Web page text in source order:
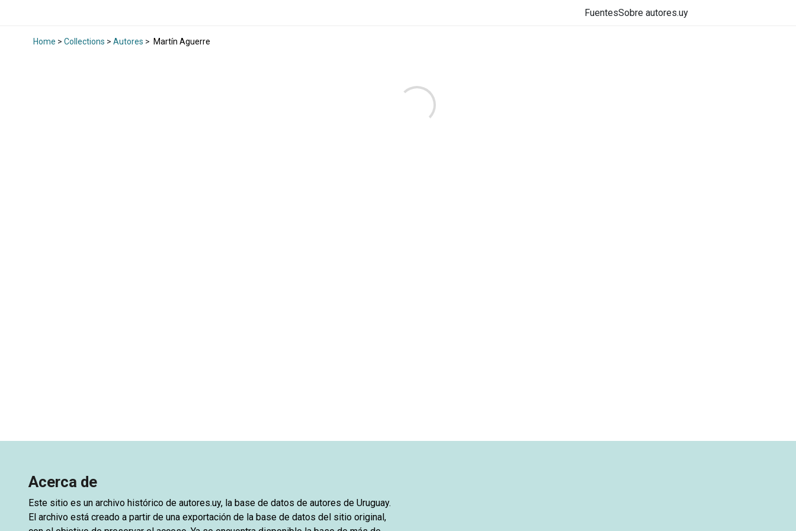
FuentesSobre autores.uy
Home > Collections > Autores > Martín Aguerre
Acerca de
Este sitio es un archivo histórico de autores.uy, la base de datos de autores de Uruguay.
El archivo está creado a partir de una exportación de la base de datos del sitio original,